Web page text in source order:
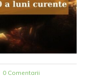
0 Comentarii